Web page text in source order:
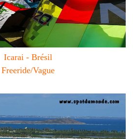
Icarai - Brésil
Freeride/Vague